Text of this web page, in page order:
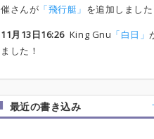
催さんが 「飛行艇」 を追加しました
11月13日16:26King Gnu 「白日」
ました！
最近の書き込み